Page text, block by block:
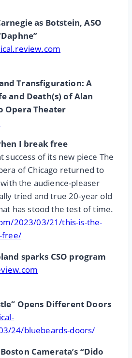
as Botstein, ASO
Transfiguration: A
and Death(s) of Alan
Opera Theater
I break free
success of its new piece The
of Chicago returned to
the audience-pleaser
tried and true 20-year old
has stood the test of time.
2023/03/21/this-is-the-
free/
sparks CSO program
Opens Different Doors
24/bluebeards-doors/
Camerata’s “Dido